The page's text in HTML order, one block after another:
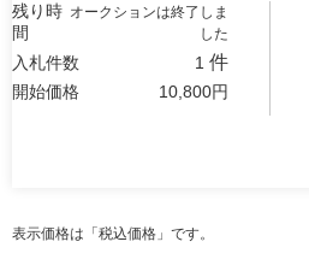
残り時
間
オークションは終了しま
した
入札件数 1 件
開始価格 10,800円
表示価格は「税込価格」です。